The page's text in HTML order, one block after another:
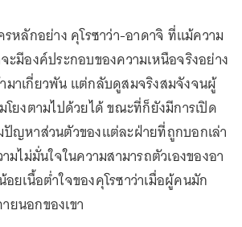
รหลักอย่าง คุโรซาว่า-อาดาจิ ที่แม้ความ
ะมีองค์ประกอบของความเหนือจริงอย่าง
ามาเกี่ยวพัน แต่กลับดูสมจริงสมจังจนผู้
โยงตามไปด้วยได้ ขณะที่ก็ยังมีการเปิด
ญหาส่วนตัวของแต่ละฝ่ายที่ถูกบอกเล่า
ไม่มั่นใจในความสามารถตัวเองของอา
ยเนื้อต่ำใจของคุโรซาว่าเมื่อผู้คนมัก
นอกของเขา